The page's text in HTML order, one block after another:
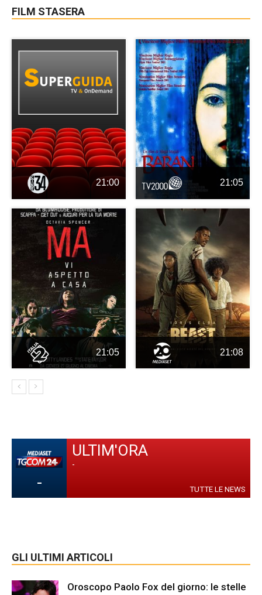
FILM STASERA
21:00 21:05
21:05 21:08
-
ULTIM'ORA
-
TUTTE LE NEWS
GLI ULTIMI ARTICOLI
Oroscopo Paolo Fox del giorno: le stelle